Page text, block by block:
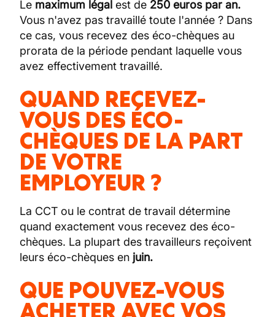
Le maximum légal est de 250 euros par an.
Vous n'avez pas travaillé toute l'année ? Dans
ce cas, vous recevez des éco-chèques au
prorata de la période pendant laquelle vous
avez effectivement travaillé.
QUAND RECEVEZ-
VOUS DES ÉCO-
CHÈQUES DE LA PART
DE VOTRE
EMPLOYEUR ?
La CCT ou le contrat de travail détermine
quand exactement vous recevez des éco-
chèques. La plupart des travailleurs reçoivent
leurs éco-chèques en juin.
QUE POUVEZ-VOUS
ACHETER AVEC VOS